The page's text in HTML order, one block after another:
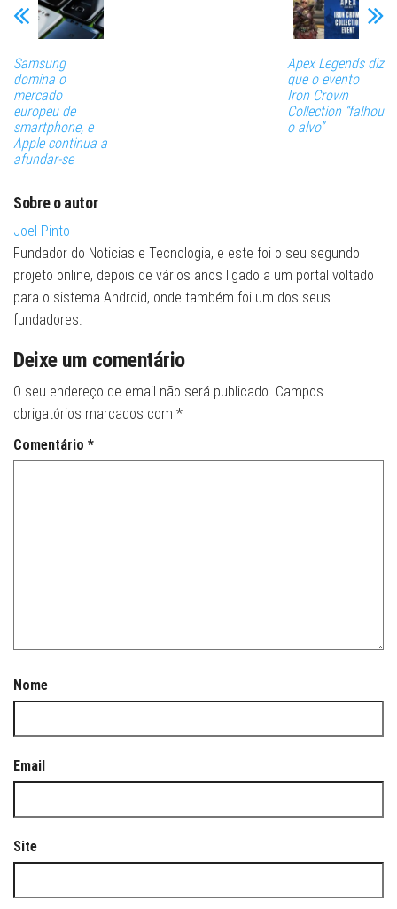
Samsung
domina o
mercado
europeu de
smartphone, e
Apple continua a
afundar-se
Apex Legends diz
que o evento
Iron Crown
Collection “falhou
o alvo”
Sobre o autor
Joel Pinto
Fundador do Noticias e Tecnologia, e este foi o seu segundo
projeto online, depois de vários anos ligado a um portal voltado
para o sistema Android, onde também foi um dos seus
fundadores.
Deixe um comentário
O seu endereço de email não será publicado. Campos
obrigatórios marcados com *
Comentário *
Nome
Email
Site